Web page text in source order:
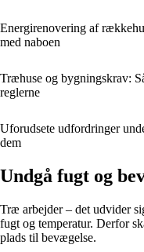
Energirenovering af
med naboen
Træhuse og bygningskrav:
reglerne
Uforudsete udfordringer
dem
Undgå fugt og
Træ arbejder – det udvider
fugt og temperatur. Derfor
plads til bevægelse.